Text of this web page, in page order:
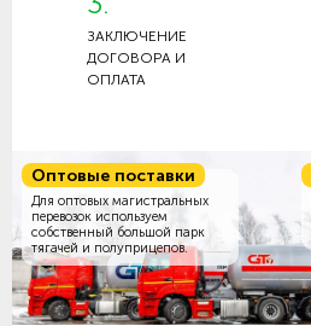
ЗАКЛЮЧЕНИЕ
ДОГОВОРА И
ОПЛАТА
Оптовые поставки
Для оптовых магистральных
перевозок используем
собственный большой парк
тягачей и полуприцепов.